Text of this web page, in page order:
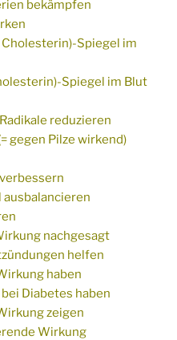
bekämpfen
Spiegel im
Spiegel im Blut
reduzieren
gegen Pilze wirkend)
nachgesagt
helfen
haben
Diabetes haben
zeigen
Wirkung